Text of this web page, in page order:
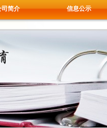
司简介 信息公示